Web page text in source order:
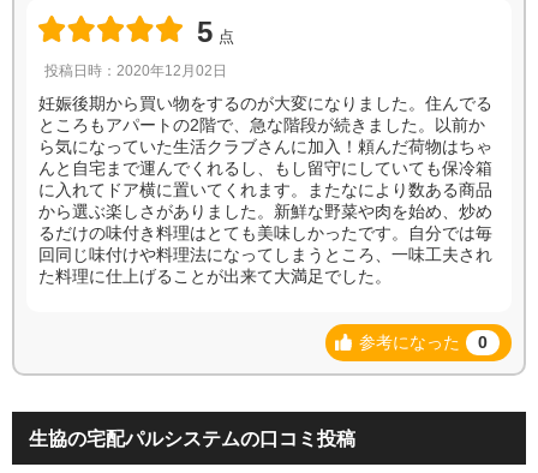
5 点
投稿日時：2020年12月02日
妊娠後期から買い物をするのが大変になりました。住んでる
ところもアパートの2階で、急な階段が続きました。以前か
ら気になっていた生活クラブさんに加入！頼んだ荷物はちゃ
んと自宅まで運んでくれるし、もし留守にしていても保冷箱
に入れてドア横に置いてくれます。またなにより数ある商品
から選ぶ楽しさがありました。新鮮な野菜や肉を始め、炒め
るだけの味付き料理はとても美味しかったです。自分では毎
回同じ味付けや料理法になってしまうところ、一味工夫され
た料理に仕上げることが出来て大満足でした。
参考になった 0
生協の宅配パルシステムの口コミ投稿